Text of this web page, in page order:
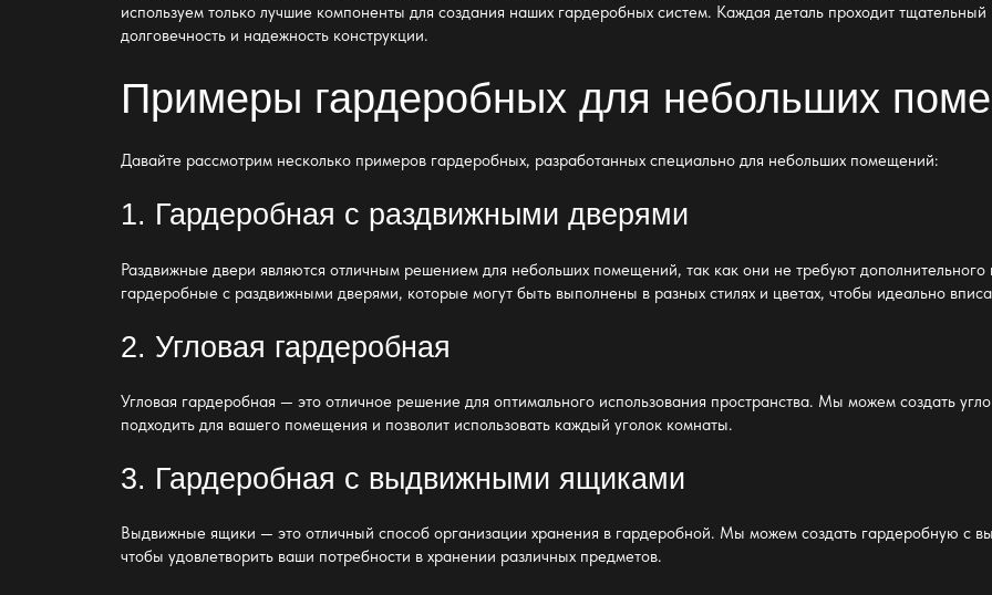
используем только лучшие компоненты для создания наших гардеробных систем. Каждая деталь проходит
долговечность и надежность конструкции.
Примеры гардеробных для небольших
Давайте рассмотрим несколько примеров гардеробных, разработанных специально для небольших помещений:
1. Гардеробная с раздвижными дверями
Раздвижные двери являются отличным решением для небольших помещений, так как они не требуют
гардеробные с раздвижными дверями, которые могут быть выполнены в разных стилях и цветах, чтобы идеально
2. Угловая гардеробная
Угловая гардеробная — это отличное решение для оптимального использования пространства. Мы можем создать
подходить для вашего помещения и позволит использовать каждый уголок комнаты.
3. Гардеробная с выдвижными ящиками
Выдвижные ящики — это отличный способ организации хранения в гардеробной. Мы можем создать гардеробную с
чтобы удовлетворить ваши потребности в хранении различных предметов.